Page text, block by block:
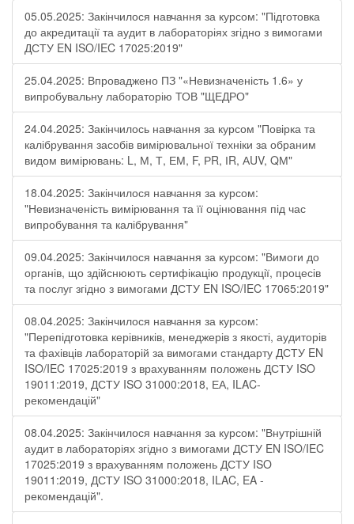
05.05.2025: Закінчилося навчання за курсом: "Підготовка
до акредитації та аудит в лабораторіях згідно з вимогами
ДСТУ EN ISO/IEC 17025:2019"
25.04.2025: Впроваджено ПЗ "«Невизначеність 1.6» у
випробувальну лабораторію ТОВ "ЩЕДРО"
24.04.2025: Закінчилось навчання за курсом "Повірка та
калібрування засобів вимірювальної техніки за обраним
видом вимірювань: L, М, Т, ЕМ, F, РR, ІR, АUV, QМ"
18.04.2025: Закінчилося навчання за курсом:
"Невизначеність вимірювання та її оцінювання під час
випробування та калібрування"
09.04.2025: Закінчилося навчання за курсом: "Вимоги до
органів, що здійснюють сертифікацію продукції, процесів
та послуг згідно з вимогами ДСТУ EN ISO/IEC 17065:2019"
08.04.2025: Закінчилося навчання за курсом:
"Перепідготовка керівників, менеджерів з якості, аудиторів
та фахівців лабораторій за вимогами стандарту ДСТУ EN
ISO/IEC 17025:2019 з врахуванням положень ДСТУ ISO
19011:2019, ДСТУ ISO 31000:2018, ЕА, ILAC-
рекомендацій"
08.04.2025: Закінчилося навчання за курсом: "Внутрішній
аудит в лабораторіях згідно з вимогами ДСТУ EN ISO/IEC
17025:2019 з врахуванням положень ДСТУ ISO
19011:2019, ДСТУ ISO 31000:2018, ILAC, EA -
рекомендацій".